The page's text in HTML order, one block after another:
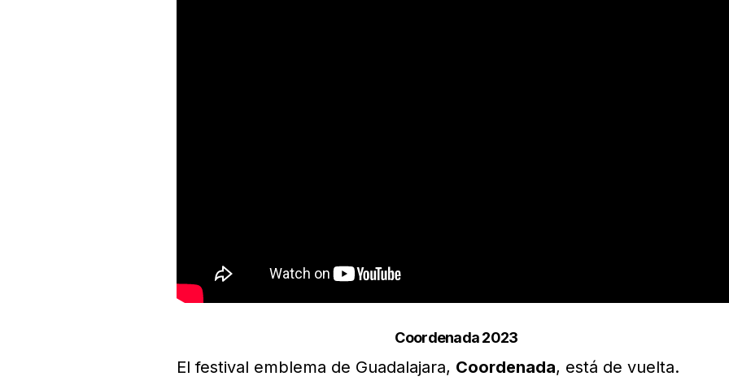
Coordenada 2023
El festival emblema de Guadalajara, Coordenada, está de vuelta.